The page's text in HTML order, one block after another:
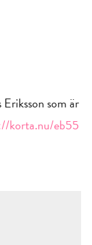
som är
korta.nu/eb55